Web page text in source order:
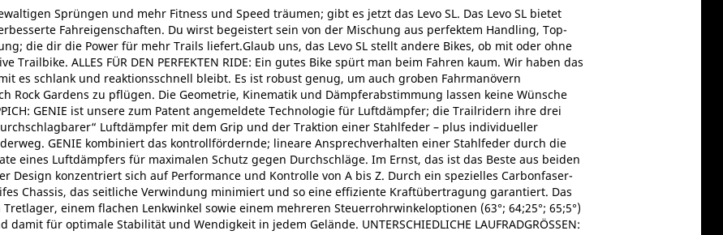
Sprüngen und mehr Fitness und Speed träumen; gibt es jetzt das Levo SL. Das Levo SL bietet
Fahreigenschaften. Du wirst begeistert sein von der Mischung aus perfektem Handling, Top-
die dir die Power für mehr Trails liefert.Glaub uns, das Levo SL stellt andere Bikes, ob mit oder ohne
Trailbike. ALLES FÜR DEN PERFEKTEN RIDE: Ein gutes Bike spürt man beim Fahren kaum. Wir haben das
es schlank und reaktionsschnell bleibt. Es ist robust genug, um auch groben Fahrmanövern
Rock Gardens zu pflügen. Die Geometrie, Kinematik und Dämpferabstimmung lassen keine Wünsche
GENIE ist unsere zum Patent angemeldete Technologie für Luftdämpfer; die Trailridern ihre drei
Luftdämpfer mit dem Grip und der Traktion einer Stahlfeder – plus individueller
GENIE kombiniert das kontrollfördernde; lineare Ansprechverhalten einer Stahlfeder durch die
eines Luftdämpfers für maximalen Schutz gegen Durchschläge. Im Ernst, das ist das Beste aus beiden
Design konzentriert sich auf Performance und Kontrolle von A bis Z. Durch ein spezielles Carbonfaser-
Chassis, das seitliche Verwindung minimiert und so eine effiziente Kraftübertragung garantiert. Das
einem flachen Lenkwinkel sowie einem mehreren Steuerrohrwinkeloptionen (63°; 64;25°; 65;5°)
für optimale Stabilität und Wendigkeit in jedem Gelände. UNTERSCHIEDLICHE LAUFRADGRÖSSEN: